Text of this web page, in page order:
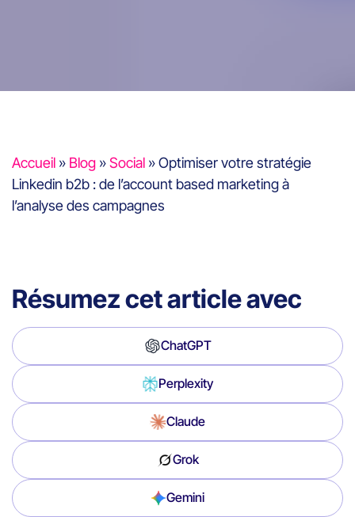
Accueil » Blog »Social »Optimiser votre stratégie
Linkedin b2b : de l’account based marketing à
l’analyse des campagnes
Résumez cet article avec
ChatGPT
Perplexity
Claude
Grok
Gemini